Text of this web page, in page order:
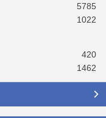
5785
1022
420
1462